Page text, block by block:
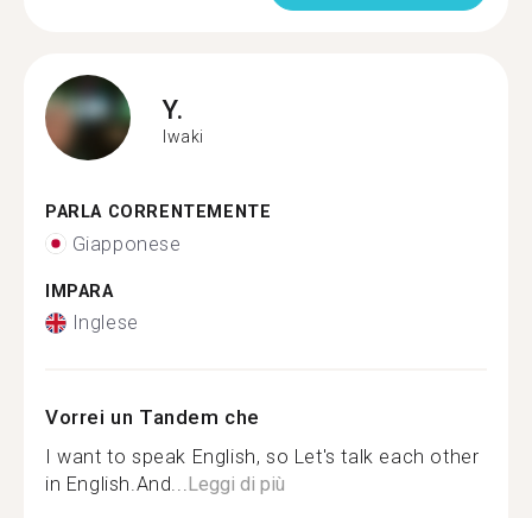
Y.
Iwaki
PARLA CORRENTEMENTE
Giapponese
IMPARA
Inglese
Vorrei un Tandem che
I want to speak English, so Let's talk each other
in English.And...Leggi di più